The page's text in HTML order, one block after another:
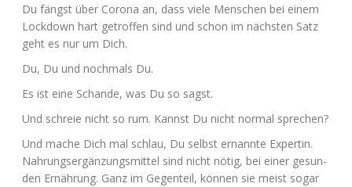
Du fängst über Coro­na an, dass vie­le Men­schen bei einem
Lock­down hart getrof­fen sind und schon im nächs­ten Satz
geht es nur um Dich.
Du, Du und noch­mals Du.
Es ist eine Schan­de, was Du so sagst.
Und schreie nicht so rum. Kannst Du nicht nor­mal sprechen?
Und mache Dich mal schlau, Du selbst ernann­te Exper­tin.
Nah­rungs­er­gän­zungs­mit­tel sind nicht nötig, bei einer gesun­
den Ernäh­rung. Ganz im Gegen­teil, kön­nen sie meist sogar